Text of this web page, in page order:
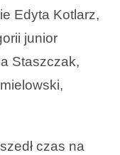
Edyta Kotlarz,
junior
Staszczak,
czas na